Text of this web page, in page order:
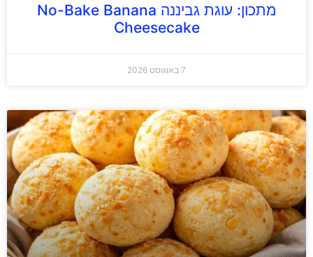
מתכון: עוגת גביננה No-Bake Banana
Cheesecake
7 באוגוסט 2026